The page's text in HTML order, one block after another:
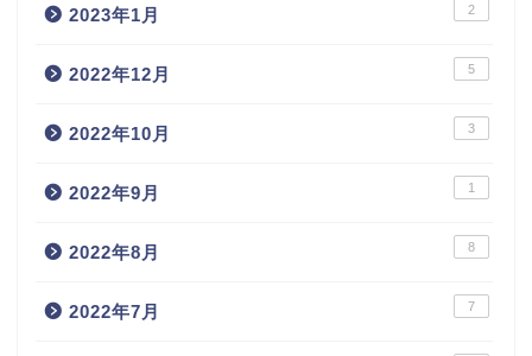
2023年1月 2
2022年12月 5
2022年10月 3
2022年9月 1
2022年8月 8
2022年7月 7